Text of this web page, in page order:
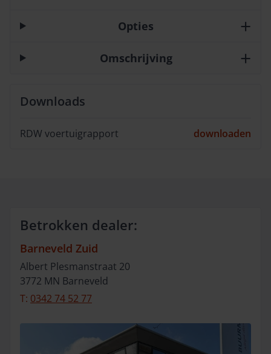
Opties
Omschrijving
Downloads
RDW voertuigrapport downloaden
Betrokken dealer:
Barneveld Zuid
Albert Plesmanstraat 20
3772 MN Barneveld
T: 0342 74 52 77